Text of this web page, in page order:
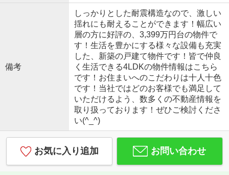
備考
しっかりとした耐震構造なので、激しい
揺れにも耐えることができます！幅広い
層の方に好評の、3,399万円台の物件で
す！生活を豊かにする様々な設備も充実
した、新築の戸建て物件です！皆で仲良
く生活できる4LDKの物件情報はこちら
です！お住まいへのこだわりは十人十色
です！当社ではどのお客様でも満足して
いただけるよう、数多くの不動産情報を
取り扱っております！ぜひご検討くださ
い(^_^)
お気に入り追加 お問い合わせ